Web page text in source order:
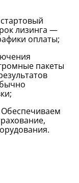
лизинга —
оплаты;
пакеты